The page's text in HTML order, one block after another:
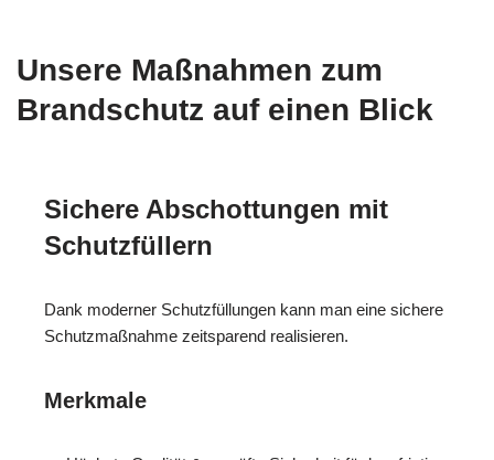
Unsere Maßnahmen zum
Brandschutz auf einen Blick
Sichere Abschottungen mit
Schutzfüllern
Dank moderner Schutzfüllungen kann man eine sichere
Schutzmaßnahme zeitsparend realisieren.
Merkmale